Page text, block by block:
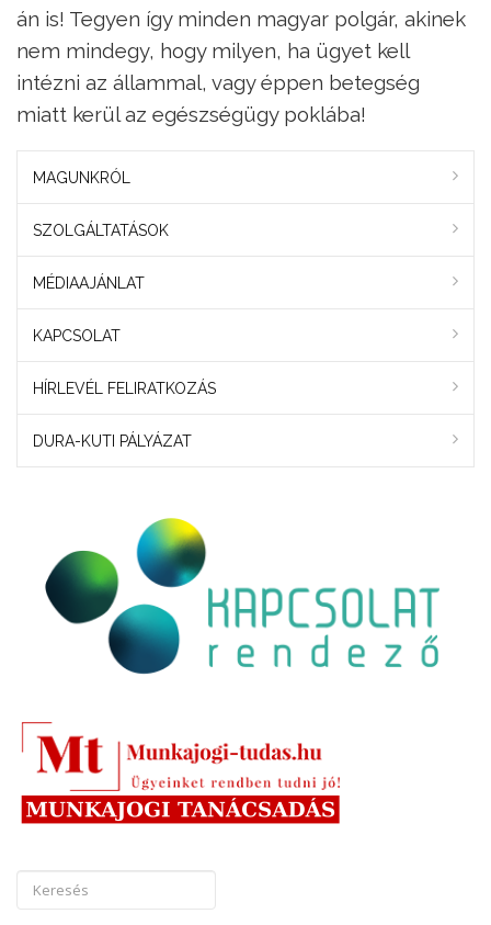
án is! Tegyen így minden magyar polgár, akinek
nem mindegy, hogy milyen, ha ügyet kell
intézni az állammal, vagy éppen betegség
miatt kerül az egészségügy poklába!
MAGUNKRÓL
SZOLGÁLTATÁSOK
MÉDIAAJÁNLAT
KAPCSOLAT
HÍRLEVÉL FELIRATKOZÁS
DURA-KUTI PÁLYÁZAT